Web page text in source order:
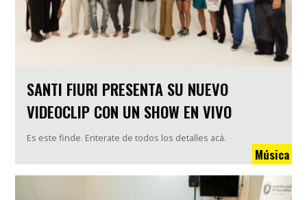
SANTI FIURI PRESENTA SU NUEVO
VIDEOCLIP CON UN SHOW EN VIVO
Es este finde. Enterate de todos los detalles acá.
Música